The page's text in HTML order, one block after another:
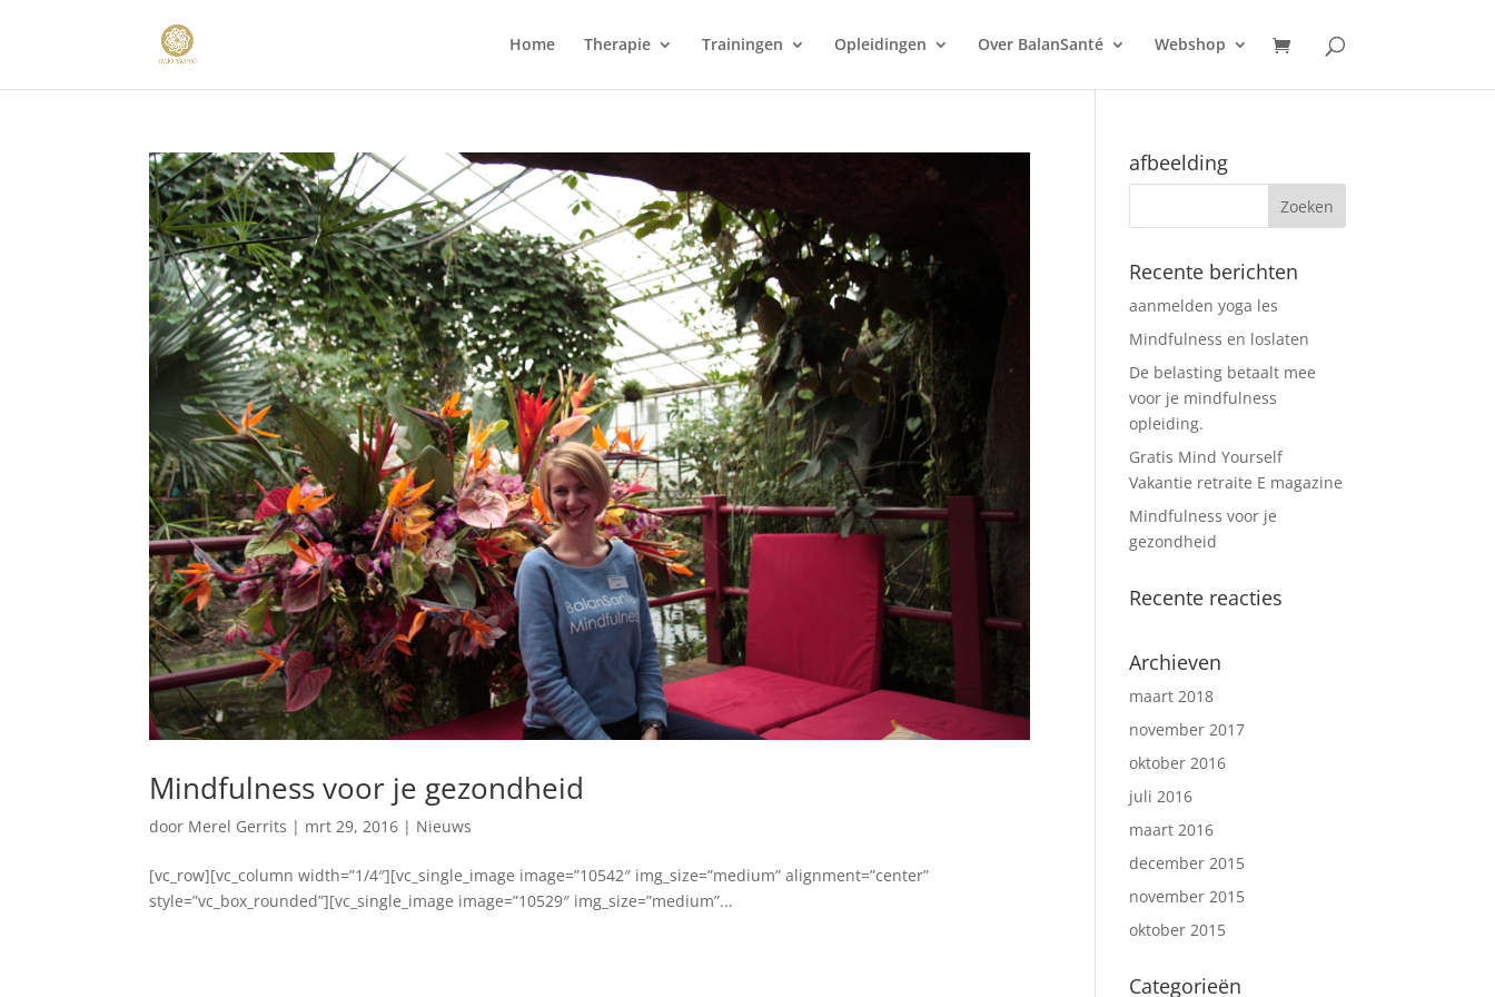
Home Therapie Trainingen Opleidingen Over BalanSanté Webshop
Mindfulness voor je gezondheid
door Merel Gerrits | mrt 29, 2016 | Nieuws
[vc_row][vc_column width=”1/4″][vc_single_image image=”10542″ img_size=”medium” alignment=”center”
style=”vc_box_rounded”][vc_single_image image=”10529″ img_size=”medium”...
afbeelding
Recente berichten
aanmelden yoga les
Mindfulness en loslaten
De belasting betaalt mee
voor je mindfulness
opleiding.
Gratis Mind Yourself
Vakantie retraite E magazine
Mindfulness voor je
gezondheid
Recente reacties
Archieven
maart 2018
november 2017
oktober 2016
juli 2016
maart 2016
december 2015
november 2015
oktober 2015
Categorieën